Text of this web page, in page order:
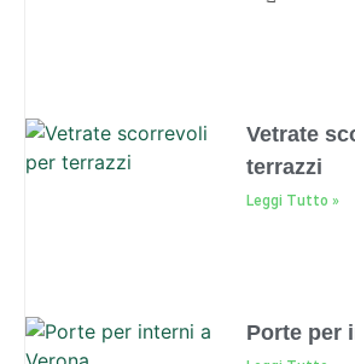
Vetrate
terrazzi
Leggi Tutto »
Porte per